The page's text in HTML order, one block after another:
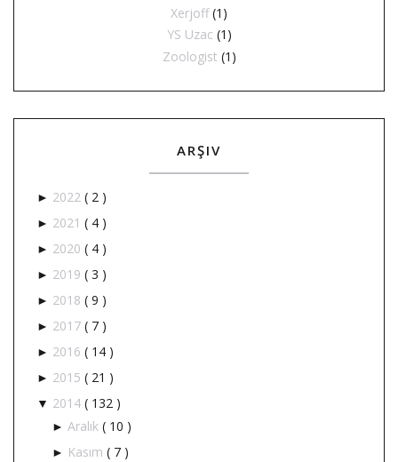
Xerjoff (1)
YS Uzac (1)
Zoologist (1)
ARŞIV
► 2022 ( 2 )
► 2021 ( 4 )
► 2020 ( 4 )
► 2019 ( 3 )
► 2018 ( 9 )
► 2017 ( 7 )
► 2016 ( 14 )
► 2015 ( 21 )
▼ 2014 ( 132 )
► Aralık ( 10 )
► Kasım ( 7 )